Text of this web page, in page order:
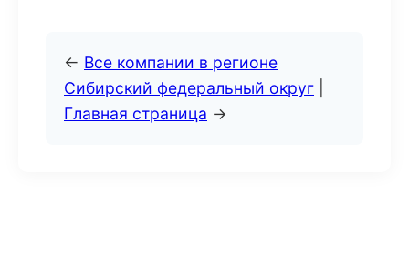
← Все компании в регионе
Сибирский федеральный округ
Главная страница →